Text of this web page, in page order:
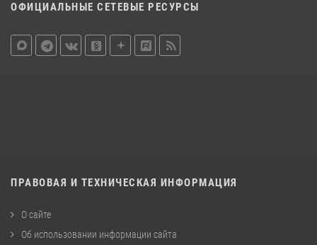
ОФИЦИАЛЬНЫЕ СЕТЕВЫЕ РЕСУРСЫ
ПРАВОВАЯ И ТЕХНИЧЕСКАЯ ИНФОРМАЦИЯ
О сайте
Об использовании информации сайта